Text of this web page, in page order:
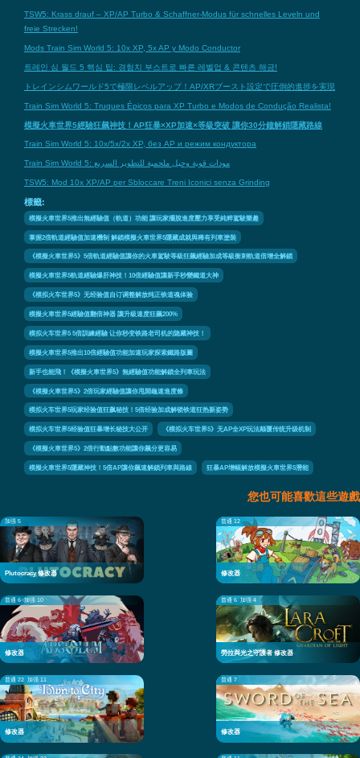
TSW5: Krass drauf – XP/AP Turbo & Schaffner-Modus für schnelles Leveln und
freie Strecken!
Mods Train Sim World 5: 10x XP, 5x AP y Modo Conductor
트레인 심 월드 5 핵심 팁: 경험치 부스트로 빠른 레벨업 & 콘텐츠 해금!
トレインシムワールド5で極限レベルアップ！AP/XRブースト設定で圧倒的進捗を実現
Train Sim World 5: Truques Épicos para XP Turbo e Modos de Condução Realista!
模擬火車世界5經驗狂飆神技！AP狂暴×XP加速×等級突破 讓你30分鐘解鎖隱藏路線
Train Sim World 5: 10x/5x/2x XP, без AP и режим кондуктора
Train Sim World 5: مودات قوية وحيل ملحمية للتطوير السريع
TSW5: Mod 10x XP/AP per Sbloccare Treni Iconici senza Grinding
標籤:
模擬火車世界5推出無經驗值（軌道）功能 讓玩家擺脫進度壓力享受純粹駕駛樂趣
掌握2倍軌道經驗值加速機制 解鎖模擬火車世界5隱藏成就與稀有列車塗裝
《模擬火車世界5》5倍軌道經驗值讓你的火車駕駛等級狂飆經驗加成等級衝刺軌道倍增全解鎖
模擬火車世界5軌道經驗爆肝神技！10倍經驗值讓新手秒變鐵道大神
《模拟火车世界5》无经验值自订调整解放纯正铁道魂体验
模擬火車世界5經驗值翻倍神器 讓升級速度狂飆200%
模拟火车世界5 5倍訓練經驗 让你秒变铁路老司机的隐藏神技！
模擬火車世界5推出10倍經驗值功能加速玩家探索鐵路版圖
新手也能飛！《模擬火車世界5》無經驗值功能解鎖全列車玩法
《模擬火車世界5》2倍玩家經驗值讓你甩開龜速進度條
模拟火车世界5玩家经验值狂飙秘技！5倍经验加成解锁铁道狂热新姿势
模拟火车世界5经验值狂暴增长秘技大公开 《模拟火车世界5》无AP全XP玩法颠覆传统升级机制
《模擬火車世界5》2倍行動點數功能讓你飆分更容易
模擬火車世界5隱藏神技！5倍AP讓你飆速解鎖列車與路線 狂暴AP增幅解放模擬火車世界5潛能
您也可能喜歡這些遊戲
加强 5
Plutocracy 修改器
普通 12
修改器
普通 6 加强 10
修改器
普通 6 加强 4
勞拉與光之守護者 修改器
普通 22 加强 11
修改器
普通 7
修改器